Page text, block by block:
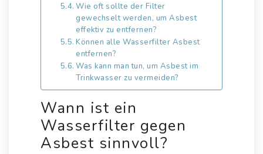
Wie oft sollte der Filter
gewechselt werden, um Asbest
effektiv zu entfernen?
Können alle Wasserfilter Asbest
entfernen?
Was kann man tun, um Asbest im
Trinkwasser zu vermeiden?
Wann ist ein
Wasserfilter gegen
Asbest sinnvoll?